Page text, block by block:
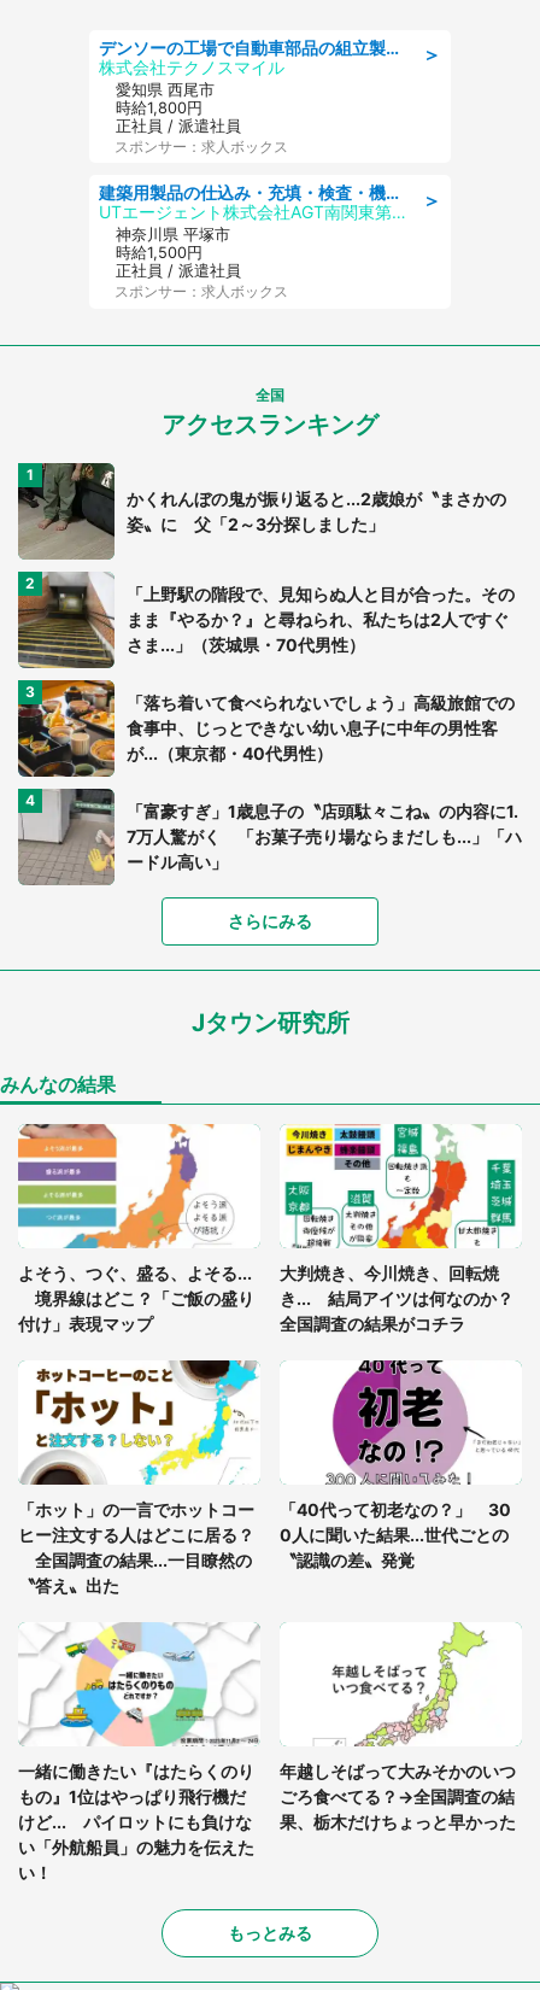
＞
デンソーの工場で自動車部品の組立製造/denso aichi
株式会社テクノスマイル
愛知県 西尾市
時給1,800円
正社員 / 派遣社員
スポンサー：求人ボックス
＞
建築用製品の仕込み・充填・検査・機械操作/寮完備/日払い/工場・製造
UTエージェント株式会社AGT南関東第二CU
神奈川県 平塚市
時給1,500円
正社員 / 派遣社員
スポンサー：求人ボックス
全国
アクセスランキング
かくれんぼの鬼が振り返ると...2歳娘が〝まさかの
姿〟に 父「2～3分探しました」
「上野駅の階段で、見知らぬ人と目が合った。その
まま『やるか？』と尋ねられ、私たちは2人ですぐ
さま...」（茨城県・70代男性）
「落ち着いて食べられないでしょう」高級旅館での
食事中、じっとできない幼い息子に中年の男性客
が...（東京都・40代男性）
「富豪すぎ」1歳息子の〝店頭駄々こね〟の内容に1.
7万人驚がく 「お菓子売り場ならまだしも...」「ハ
ードル高い」
あまりにも四角すぎる猫、激写される 「これもう
家に〝デカい蛾〟が居座り続けて3日間...ビビり続
「○○がない街に住んでいます」住人の呟きに30万
人驚がく 何が存在しないか、あなたはわかる？
「閉所恐怖症の私は新幹線で大パニック。隣席の青
年に『手を繋いで』とお願いしたら...」 体験談に
8万人感動
知らぬおじいさんがわざわざ声をかけてきて（兵庫
県・30代女性）
「ゾワゾワする」「本当に気持ち悪い」 道端でバ
グっちゃってた〝野生の野菜〟に6.5万人戦慄
さらにみる
Jタウン研究所
みんなの結果
よそう、つぐ、盛る、よそる...
境界線はどこ？「ご飯の盛り
付け」表現マップ
大判焼き、今川焼き、回転焼
き... 結局アイツは何なのか？
全国調査の結果がコチラ
「ホット」の一言でホットコー
ヒー注文する人はどこに居る？
全国調査の結果...一目瞭然の
〝答え〟出た
「40代って初老なの？」 30
0人に聞いた結果...世代ごとの
〝認識の差〟発覚
一緒に働きたい『はたらくのり
もの』1位はやっぱり飛行機だ
けど... パイロットにも負けな
い「外航船員」の魅力を伝えた
い！
年越しそばって大みそかのいつ
ごろ食べてる？→全国調査の結
果、栃木だけちょっと早かった
もっとみる